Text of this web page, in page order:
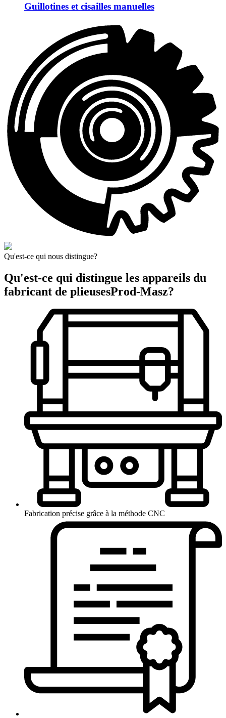
Guillotines et cisailles manuelles
Qu'est-ce qui nous distingue?
Qu'est-ce qui distingue les appareils du
fabricant de plieusesProd-Masz?
Fabrication précise grâce à la méthode CNC